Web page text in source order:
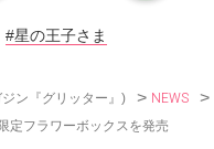
#星の王子さま
ン『グリッター』) > NEWS >
定フラワーボックスを発売